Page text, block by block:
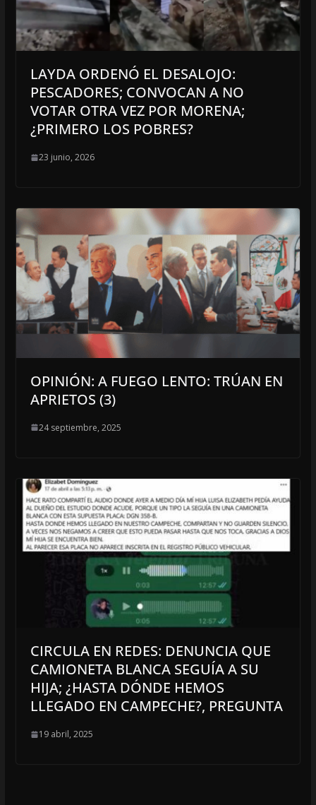
LAYDA ORDENÓ EL DESALOJO:
PESCADORES; CONVOCAN A NO
VOTAR OTRA VEZ POR MORENA;
¿PRIMERO LOS POBRES?
23 junio, 2026
OPINIÓN: A FUEGO LENTO: TRÚAN EN
APRIETOS (3)
24 septiembre, 2025
CIRCULA EN REDES: DENUNCIA QUE
CAMIONETA BLANCA SEGUÍA A SU
HIJA; ¿HASTA DÓNDE HEMOS
LLEGADO EN CAMPECHE?, PREGUNTA
19 abril, 2025